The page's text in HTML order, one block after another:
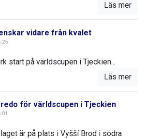
Läs mer
vidare från kvalet
start på världscupen i Tjeckien...
Läs mer
för världscupen i Tjeckien
är på plats i Vyšší Brod i södra